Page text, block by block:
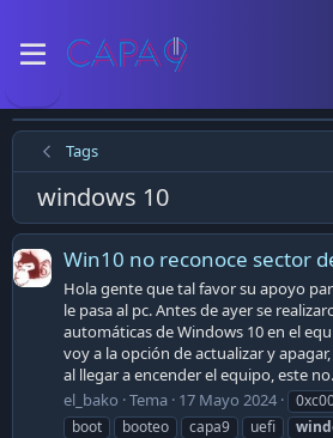
Tags
windows 10
Win10 no reconoce sector
Hola gente que tal favor su apoyo
le pasa al pc. Antes de ayer se
automáticas de Windows 10 en el
voy a la opción de actualizar y
al llegar a encender el equipo, este
el_bako Tema 17 Mayo 2024
boot
booteo capa9 uefi